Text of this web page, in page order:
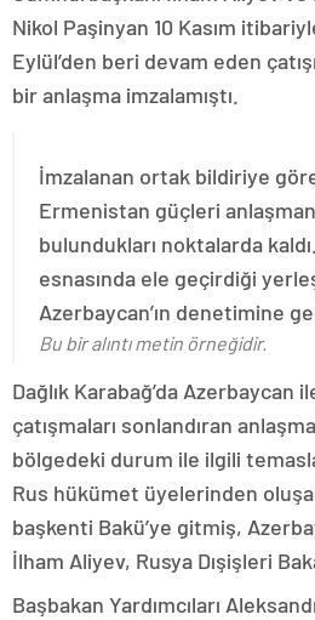
Nikol Paşinyan 10 Kasım
Eylül’den beri devam eden
bir anlaşma imzalamıştı.
İmzalanan ortak bildiriye
Ermenistan güçleri
bulundukları noktalarda
esnasında ele geçirdiği
Azerbaycan’ın denetimine
Bu bir alıntı metin örneğidir.
Dağlık Karabağ’da Azerbaycan
çatışmaları sonlandıran
bölgedeki durum ile ilgili
Rus hükümet üyelerinden
başkenti Bakü’ye gitmiş,
İlham Aliyev, Rusya Dışişleri
Başbakan Yardımcıları